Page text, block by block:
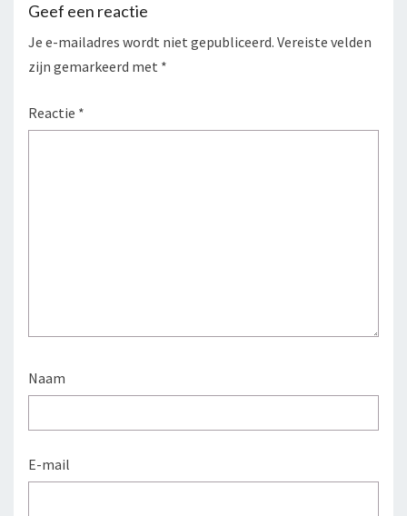
Geef een reactie
Je e-mailadres wordt niet gepubliceerd. Vereiste velden
zijn gemarkeerd met *
Reactie *
Naam
E-mail